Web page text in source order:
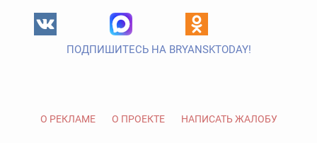
ПОДПИШИТЕСЬ НА BRYANSKTODAY!
О РЕКЛАМЕ О ПРОЕКТЕ НАПИСАТЬ ЖАЛОБУ